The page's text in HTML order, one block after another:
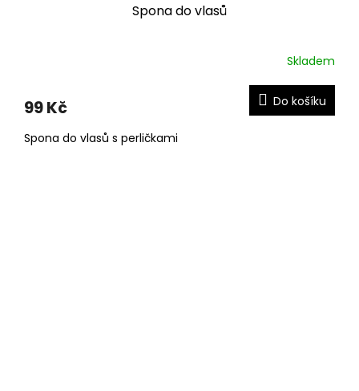
Spona do vlasů
Skladem
99 Kč Do košíku
Spona do vlasů s perličkami